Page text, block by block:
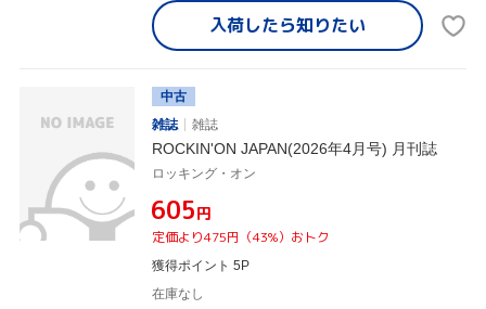
入荷したら知りたい
中古
雑誌
雑誌
ROCKIN'ON JAPAN(2026年4月号) 月刊誌
ロッキング・オン
¥605円
定価より475円（43%）おトク
獲得ポイント 5P
在庫なし